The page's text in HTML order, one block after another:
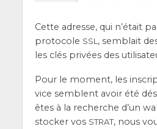
Cette adresse, qui n’é­tait
pro­to­cole SSL , sem­blait
les clés pri­vées des
Pour le moment, les
vice semblent avoir été
êtes à la recherche d’un
sto­cker vos STRAT, nous